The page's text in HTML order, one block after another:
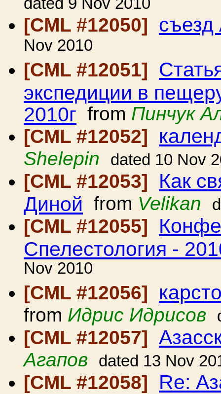
[CML #12050]
Nov 2010
[CML #12051]
экспедиции в
2010г from Пинчук
[CML #12052]
Shelepin dated 10 Nov
[CML #12053] Как
Диной from Velikan
[CML #12055]
Спелестология -
Nov 2010
[CML #12056]
from Идрис Идрисов
[CML #12057]
Агапов dated 13 Nov
[CML #12058] Re: